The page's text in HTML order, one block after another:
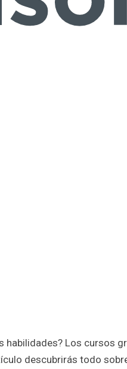
habilidades? Los cursos
descubrirás todo